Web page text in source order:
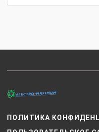
ПОЛИТИКА